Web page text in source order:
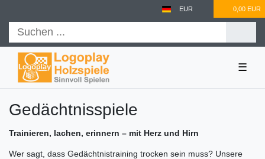
EUR 0,00 EUR
☰
Gedächtnisspiele
Trainieren, lachen, erinnern – mit Herz und Hirn
Wer sagt, dass Gedächtnistraining trocken sein muss? Unsere